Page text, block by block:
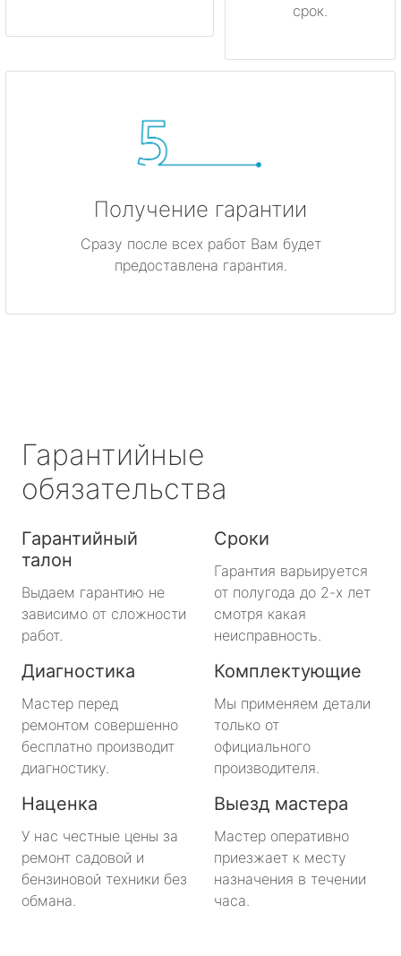
срок.
Получение гарантии
Сразу после всех работ Вам будет
предоставлена гарантия.
Гарантийные
обязательства
Гарантийный
талон
Выдаем гарантию не
зависимо от сложности
работ.
Сроки
Гарантия варьируется
от полугода до 2-х лет
смотря какая
неисправность.
Диагностика
Мастер перед
ремонтом совершенно
бесплатно производит
диагностику.
Комплектующие
Мы применяем детали
только от
официального
производителя.
Наценка
У нас честные цены за
ремонт садовой и
бензиновой техники без
обмана.
Выезд мастера
Мастер оперативно
приезжает к месту
назначения в течении
часа.